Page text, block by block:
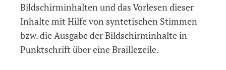
Bildschirminhalten und das Vorlesen dieser
Inhalte mit Hilfe von syntetischen Stimmen
bzw. die Ausgabe der Bildschirminhalte in
Punktschrift über eine Braillezeile.